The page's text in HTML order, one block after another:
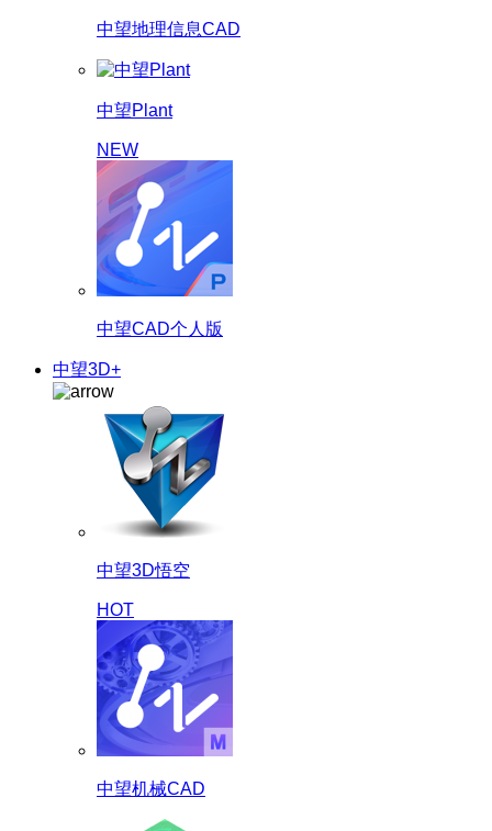
中望地理信息CAD
中望Plant
NEW
中望CAD个人版
中望3D+
中望3D悟空
HOT
中望机械CAD